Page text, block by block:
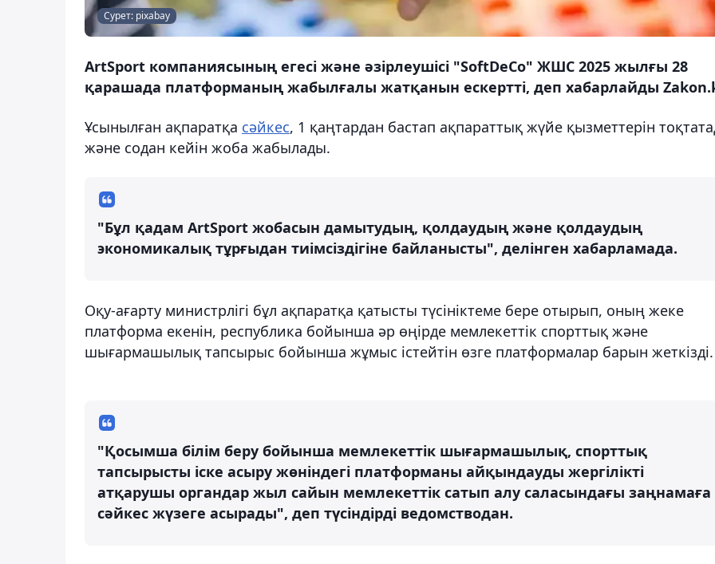
Сурет: pixabay
ArtSport компаниясының егесі және әзірлеушісі "SoftDeCo" ЖШС 2025 жылғы 28
қарашада платформаның жабылғалы жатқанын ескертті, деп хабарлайды
Ұсынылған ақпаратқа сәйкес, 1 қаңтардан бастап ақпараттық жүйе қызметтерін
және содан кейін жоба жабылады.
"Бұл қадам ArtSport жобасын дамытудың, қолдаудың және қолдаудың
экономикалық тұрғыдан тиімсіздігіне байланысты", делінген хабарламада.
Оқу-ағарту министрлігі бұл ақпаратқа қатысты түсініктеме бере отырып, оның жеке
платформа екенін, республика бойынша әр өңірде мемлекеттік спорттық және
шығармашылық тапсырыс бойынша жұмыс істейтін өзге платформалар барын жеткізді.
"Қосымша білім беру бойынша мемлекеттік шығармашылық, спорттық
тапсырысты іске асыру жөніндегі платформаны айқындауды жергілікті
атқарушы органдар жыл сайын мемлекеттік сатып алу саласындағы заңнамаға
сәйкес жүзеге асырады", деп түсіндірді ведомстводан.